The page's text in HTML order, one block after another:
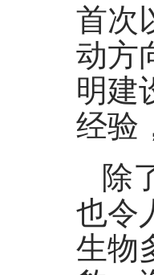
首次
动方
明建
经验
除
也令
生物